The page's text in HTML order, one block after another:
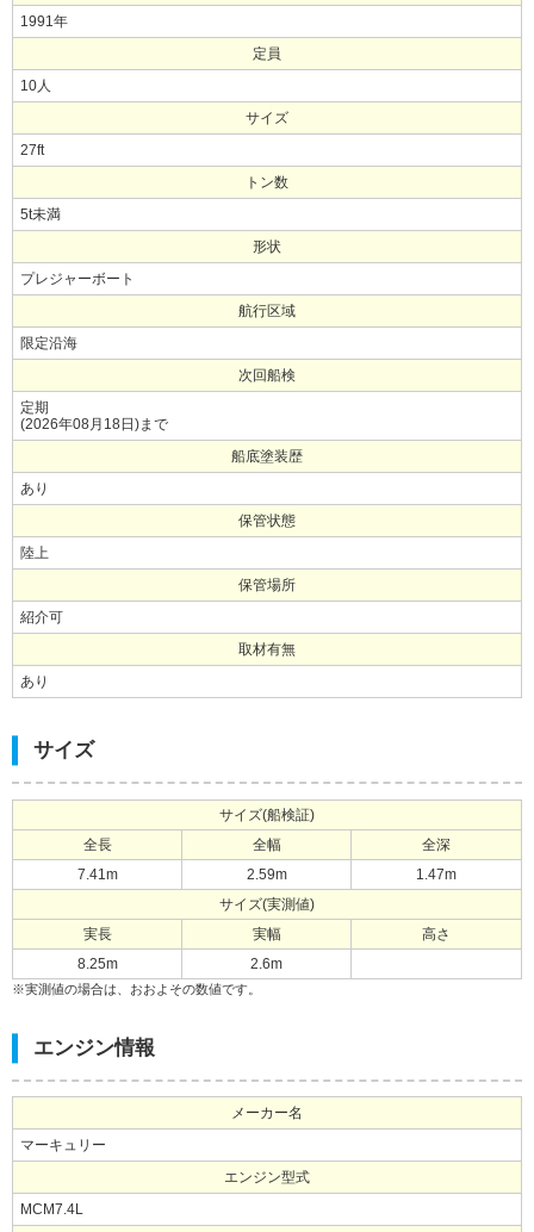
1991年
定員
10人
サイズ
27ft
トン数
5t未満
形状
プレジャーボート
航行区域
限定沿海
次回船検
定期
(2026年08月18日)まで
船底塗装歴
あり
保管状態
陸上
保管場所
紹介可
取材有無
あり
サイズ
サイズ(船検証)
全長
全幅
全深
7.41m
2.59m
1.47m
サイズ(実測値)
実長
実幅
高さ
8.25m
2.6m
※実測値の場合は、おおよその数値です。
エンジン情報
メーカー名
マーキュリー
エンジン型式
MCM7.4L